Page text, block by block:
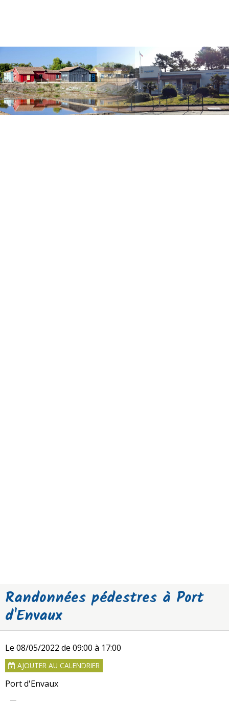
Randonnées pédestres à Port
d'Envaux
Le 08/05/2022 de 09:00 à 17:00
AJOUTER AU CALENDRIER
Port d'Envaux